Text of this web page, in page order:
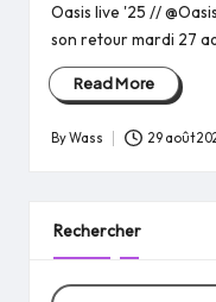
Oasis live '25 //
son retour mardi 27
Read More
Posted
ByWass 29 août
Rechercher